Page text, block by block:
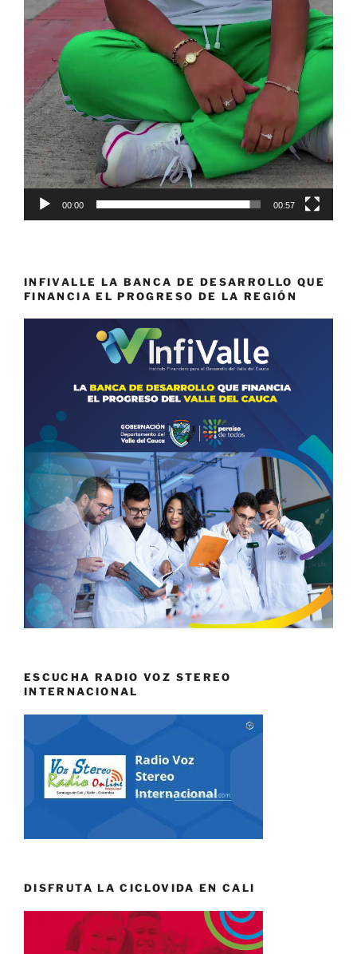
00:00 00:57
INFIVALLE LA BANCA DE DESARROLLO QUE
FINANCIA EL PROGRESO DE LA REGIÓN
ESCUCHA RADIO VOZ STEREO
INTERNACIONAL
DISFRUTA LA CICLOVIDA EN CALI